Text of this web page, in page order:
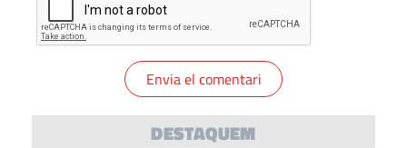
DESTAQUEM